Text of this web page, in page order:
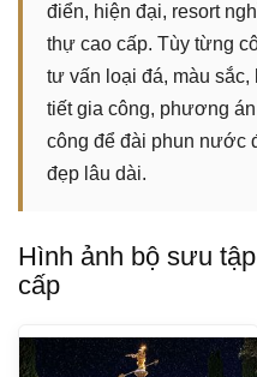
điển, hiện đại, resort
thự cao cấp. Tùy từng
tư vấn loại đá, màu
tiết gia công, phương
công để đài phun nước
đẹp lâu dài.
Hình ảnh bộ sưu
cấp